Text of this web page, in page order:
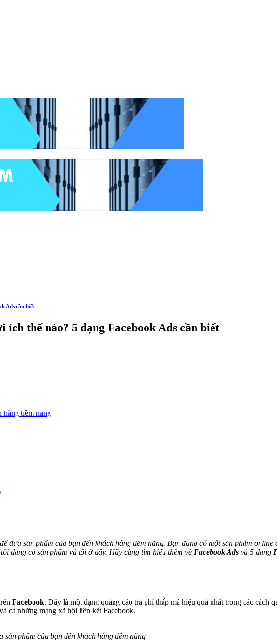
Ads cần biết
thế nào? 5 dạng Facebook Ads cần biết
hàng tiềm năng
đưa sản phẩm của bạn đến khách hàng tiềm năng. Bạn đang có một sản phẩm
đang có sản phẩm và tôi ở đây. Hãy cũng tìm hiểu thêm về Facebook Ads và 5 dạng
Facebook. Đây là một dạng quảng cáo trả phí thấp mà hiệu quả nhất trong các cách
cả những mạng xã hội liên kết Facebook.
phẩm của bạn đến khách hàng tiềm năng